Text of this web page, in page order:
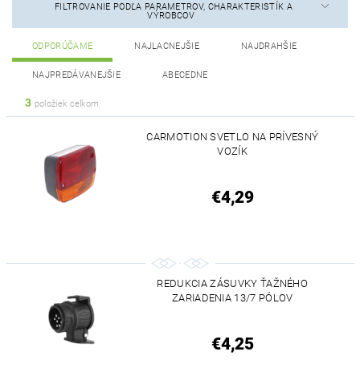
FILTROVANIE PODĽA PARAMETROV, CHARAKTERISTÍK A
VÝROBCOV
ODPORÚČAME NAJLACNEJŠIE NAJDRAHŠIE
NAJPREDÁVANEJŠIE ABECEDNE
3 položiek celkom
CARMOTION SVETLO NA PRÍVESNÝ
VOZÍK
€4,29
REDUKCIA ZÁSUVKY ŤAŽNÉHO
ZARIADENIA 13/7 PÓLOV
€4,25